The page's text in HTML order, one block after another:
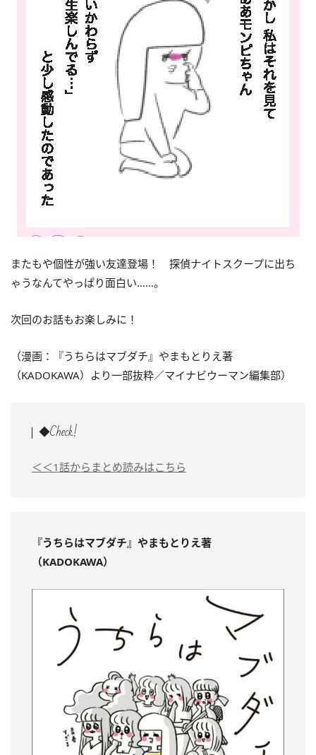
またもや個性が強い友達登場！ 探偵ナイトスクープに出ち
ゃうなんてやっぱり面白い……。
次回のお話もお楽しみに！
（漫画：『うちらはマブダチ』やまもとりえ著
（KADOKAWA）より一部抜粋／マイナビウーマン編集部）
◆Check!
＜＜1話からまとめ読みはこちら
『うちらはマブダチ』やまもとりえ著
（KADOKAWA）